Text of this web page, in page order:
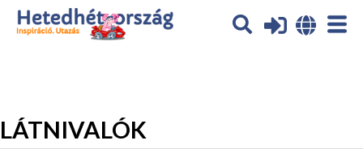
Az oldal sütiket (cookies) használ. További tájékoztatás itt:
Adatvédelmi tájékoztató
LÁTNIVALÓK